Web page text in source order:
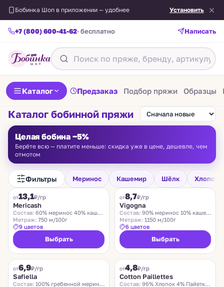
Бобинка Шоп в приложении — удобнее Установить
+7 (800) 600-41-62· бесплатно Написать
Каталог Предзаказ Подбор пряжи Образцы
Каталог бобинной пряжи
Целая бобина −5%
Берёте всю — платите меньше: скидка уже в цене, дешевле, чем
отмотом
Фильтры Меринос Кашемир Шёлк Хлопок
FILAMORE
от13,1₽/гр
Mericash
Состав: 60% меринос 40% кашемир
Метраж: 750 м/100г
9 цветов
Выбрать
VIGOGNA
от8,7₽/гр
Vigogna
Состав: 90% меринос 10% кашемир
Метраж: 1150 м/100г
6 цветов
Выбрать
от6,9₽/гр
Safiella
Состав: 100% гребенной меринос
от4,8₽/гр
Cotton Paillettes
Состав: 96% Хлопок 4% Пайетки Полиэстер